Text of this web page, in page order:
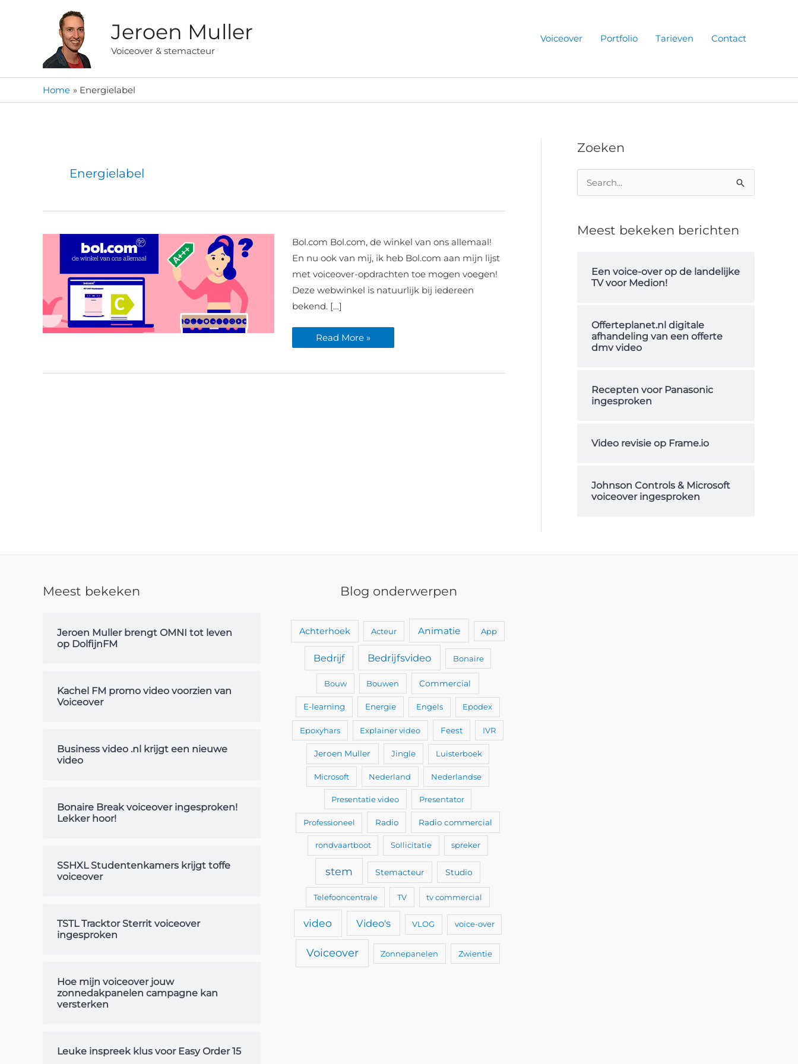
Jeroen Muller
Voiceover & stemacteur
Voiceover Portfolio Tarieven Contact
Home Energielabel
Energielabel
Bol.com Bol.com, de winkel van ons allemaal!
En nu ook van mij, ik heb Bol.com aan mijn lijst
met voiceover-opdrachten toe mogen voegen!
Deze webwinkel is natuurlijk bij iedereen
bekend. […]
Energielabel
animatie
voor
Bol.com
ingesproken
Read More »
Zoeken
k
Meest bekeken berichten
Een voice-over op de landelijke
TV voor Medion!
Offerteplanet.nl digitale
afhandeling van een offerte
dmv video
Recepten voor Panasonic
ingesproken
Video revisie op Frame.io
Johnson Controls & Microsoft
voiceover ingesproken
Meest bekeken
Jeroen Muller brengt OMNI tot leven
op DolfijnFM
Kachel FM promo video voorzien van
Voiceover
Business video .nl krijgt een nieuwe
video
Bonaire Break voiceover ingesproken!
Lekker hoor!
SSHXL Studentenkamers krijgt toffe
voiceover
TSTL Tracktor Sterrit voiceover
ingesproken
Hoe mijn voiceover jouw
zonnedakpanelen campagne kan
versterken
Leuke inspreek klus voor Easy Order 15
Blog onderwerpen
Achterhoek Acteur Animatie App
Bedrijf Bedrijfsvideo Bonaire
Bouw Bouwen Commercial
E-learning Energie Engels Epodex
Epoxyhars Explainer video Feest IVR
Jeroen Muller Jingle Luisterboek
Microsoft Nederland Nederlandse
Presentatie video Presentator
Professioneel Radio Radio commercial
rondvaartboot Sollicitatie spreker
stem Stemacteur Studio
Telefooncentrale TV tv commercial
video Video's VLOG voice-over
Voiceover Zonnepanelen Zwientie